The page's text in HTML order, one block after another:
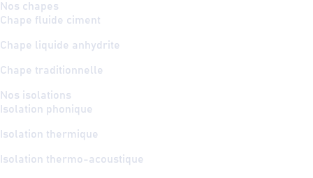
Nos chapes
Chape fluide ciment
Chape liquide anhydrite
Chape traditionnelle
Nos isolations
Isolation phonique
Isolation thermique
Isolation thermo-acoustique